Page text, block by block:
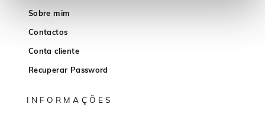
Sobre mim
Contactos
Conta cliente
Recuperar Password
INFORMAÇÕES